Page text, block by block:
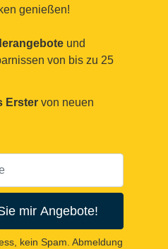
genießen!
und
von bis zu 25
Erster von neuen
mir Angebote!
kein Spam. Abmeldung